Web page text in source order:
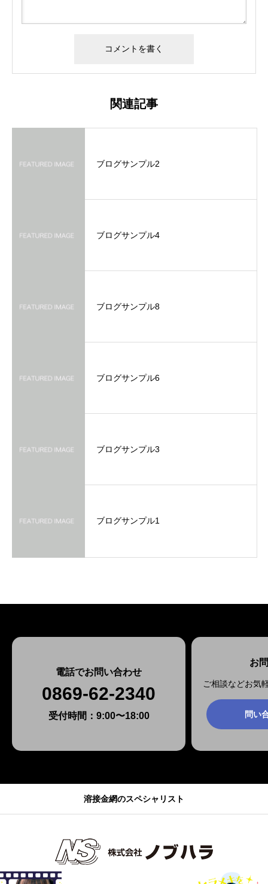
関連記事
ブログサンプル2
ブログサンプル4
ブログサンプル8
ブログサンプル6
ブログサンプル3
ブログサンプル1
電話でお問い合わせ
0869-62-2340
受付時間：9:00〜18:00
お
ご相談などお気
問い
溶接金網のスペシャリスト